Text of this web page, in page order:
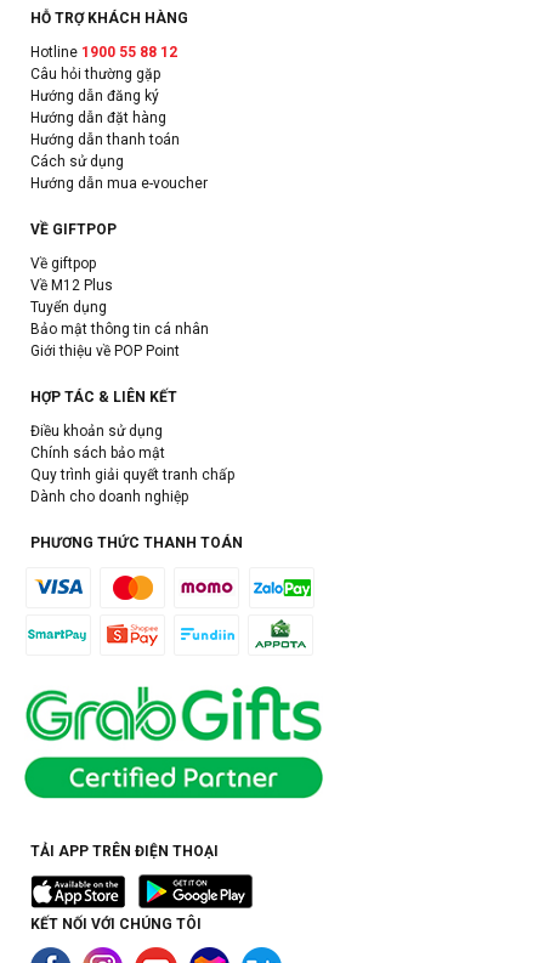
HỖ TRỢ KHÁCH HÀNG
Hotline 1900 55 88 12
Câu hỏi thường gặp
Hướng dẫn đăng ký
Hướng dẫn đặt hàng
Hướng dẫn thanh toán
Cách sử dụng
Hướng dẫn mua e-voucher
VỀ GIFTPOP
Về giftpop
Về M12 Plus
Tuyển dụng
Bảo mật thông tin cá nhân
Giới thiệu về POP Point
HỢP TÁC & LIÊN KẾT
Điều khoản sử dụng
Chính sách bảo mật
Quy trình giải quyết tranh chấp
Dành cho doanh nghiệp
PHƯƠNG THỨC THANH TOÁN
TẢI APP TRÊN ĐIỆN THOẠI
KẾT NỐI VỚI CHÚNG TÔI